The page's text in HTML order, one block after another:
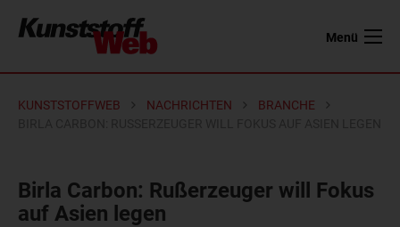
Menü
KUNSTSTOFFWEB NACHRICHTEN
BRANCHE
Birla Carbon: Rußerzeuger will Fokus
auf Asien legen